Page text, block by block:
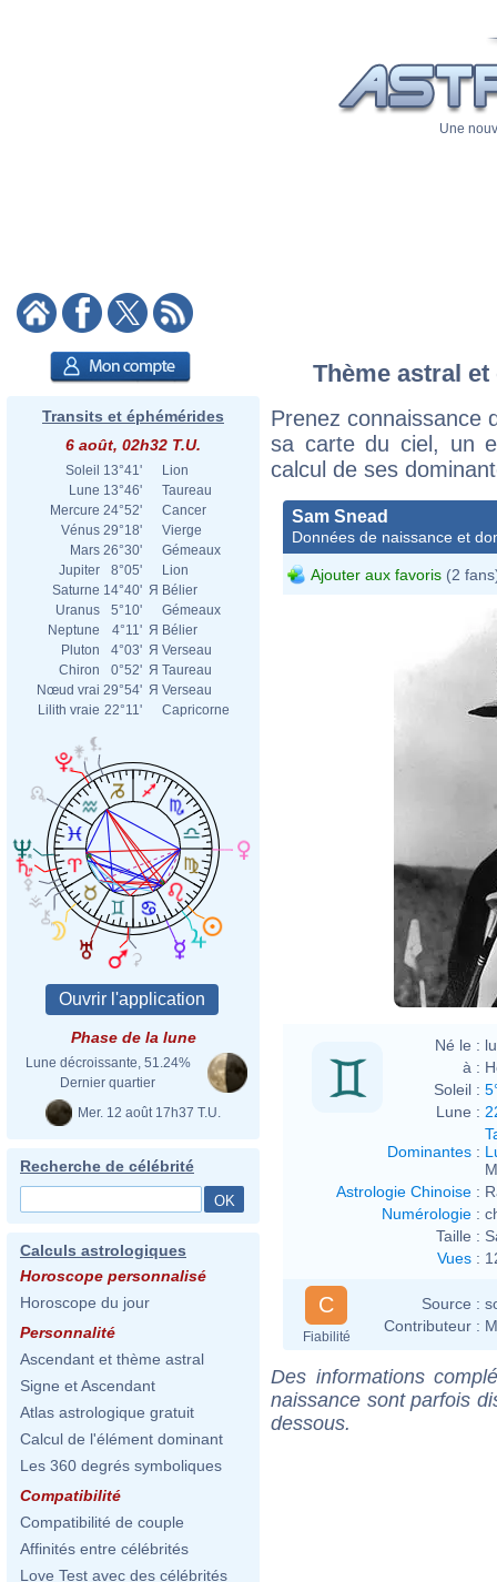
Une
Transits et éphémérides
6 août, 02h32 T.U.
Soleil 13°41'
Lion
Lune 13°46'
Taureau
Mercure 24°52'
Cancer
Vénus 29°18'
Vierge
Mars 26°30'
Gémeaux
Jupiter
8°05'
Lion
Saturne 14°40' Я Bélier
Uranus
5°10'
Gémeaux
Neptune
4°11' Я Bélier
Pluton
4°03' Я Verseau
Chiron
0°52' Я Taureau
Nœud vrai 29°54' Я Verseau
Lilith vraie 22°11' Capricorne
Phase de la lune
Lune décroissante, 51.24%
Dernier quartier
Mer. 12 août 17h37 T.U.
Recherche de célébrité
Calculs astrologiques
Horoscope personnalisé
Horoscope du jour
Personnalité
Ascendant et thème astral
Signe et Ascendant
Atlas astrologique gratuit
Calcul de l'élément dominant
Les 360 degrés symboliques
Compatibilité
Compatibilité de couple
Affinités entre célébrités
Love Test avec des célébrités
Thème astral
Prenez connaissance
sa carte du ciel, un
calcul de ses
Sam Snead
Données de naissance et
Ajouter aux favoris (2
Né le :
à :
Soleil :
Lune :
Dominantes :
Astrologie Chinoise :
Numérologie :
Taille :
Vues :
C
Fiabilité
Source :
Contributeur :
Des informations
naissance sont parfois
dessous.